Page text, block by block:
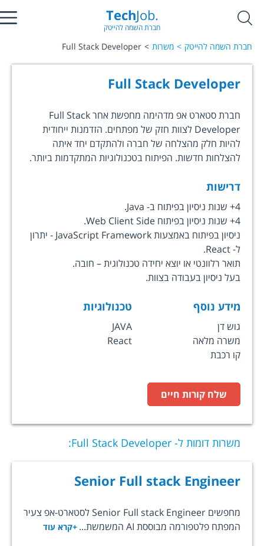
TechJob.
חברת השמה להייטק
חברת השמה להייטק משרות Full Stack Developer
Full Stack Developer
חברת סטארט אפ מדהימה מחפשת אחר Full Stack
Developer לצוות חזק של מפתחים. הזדמנות ייחודית
להיות חלק מהצלחה של חברה ולהתקדם יחד איתה
להצלחות חדשות. הפיתוח בטכנולוגיות המתקדמות ביותר.
דרישות
4+ שנות ניסיון בפיתוח ב- Java.
4+ שנות ניסיון בפיתוח Web Client Side.
ניסיון בפיתוח באמצעות JavaScript Framework - יתרון
ל- React.
תואר רלוונטי או יוצא יחידה טכנולוגית – חובה.
בעל ניסיון בעבודה בצוות.
מידע נוסף
גוש דן
משרה מלאה
קו רכבת
טכנולוגיות
JAVA
React
שלח קורות חיים
משרות דומות ל- Full Stack Developer
:
Senior Full stack Engineer
מחפשים Senior Full stack Engineer לסטארט-אפ צעיר
המפתח פלטפורמה מבוססת AI המשמשת...
+קרא עוד